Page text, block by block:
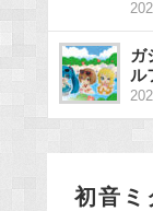
ガ
ル
初音ミ